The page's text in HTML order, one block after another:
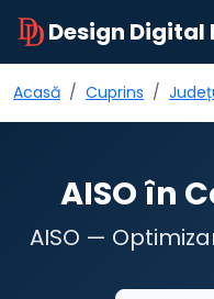
Design Digital
Acasă Cuprins
AISO în
AISO —